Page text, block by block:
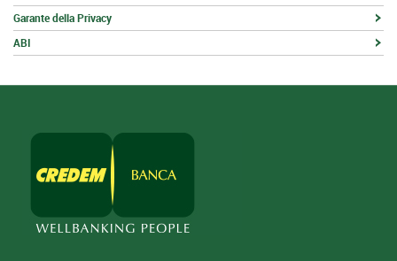
Garante della Privacy
ABI